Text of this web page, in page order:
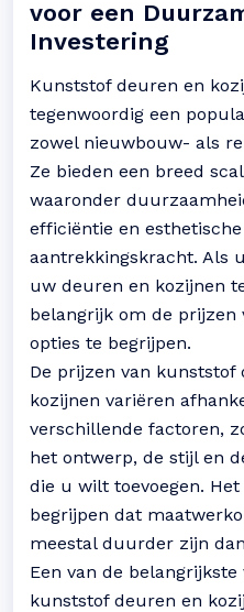
voor een
Investering
Kunststof deuren en
tegenwoordig een
zowel nieuwbouw- als
Ze bieden een breed
waaronder
efficiëntie en esthetische
aantrekkingskracht. Als
uw deuren en kozijnen
belangrijk om de prijzen
opties te begrijpen.
De prijzen van kunststof
kozijnen variëren
verschillende factoren,
het ontwerp, de stijl en
die u wilt toevoegen.
begrijpen dat
meestal duurder zijn
Een van de belangrijkste
kunststof deuren en